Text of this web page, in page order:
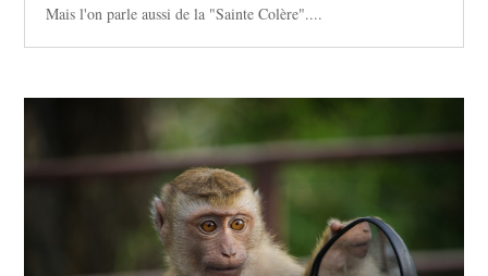
Mais l'on parle aussi de la "Sainte Colère"....